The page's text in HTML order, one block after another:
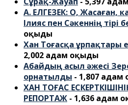
А. ЕЛГЕЗЕК: О, Жасаған,
Ілияс пен Сәкеннің тірі
оқыды
Хан Тоғасқа ұрпақтары
2,002 адам оқыды
Абайдың асыл әжесі
орнатылды - 1,807
ХАН ТОҒАС
РЕПОРТАЖ - 1,636 адам